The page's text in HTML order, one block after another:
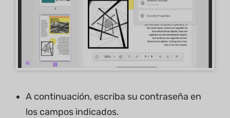
A continuación, escriba su contraseña en
los campos indicados.